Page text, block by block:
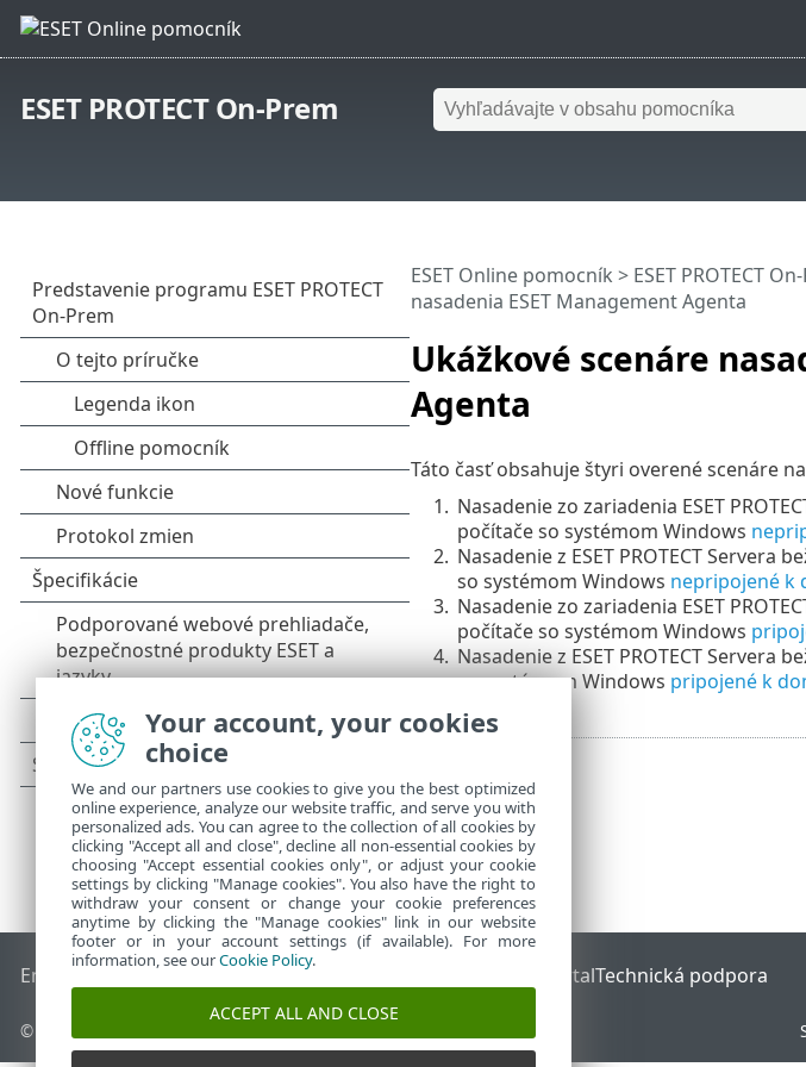
ESET PROTECT On-Prem
Ukážkové scenáre
Agenta
ESET Online pomocník > ESET PROTECT
nasadenia ESET Management Agenta
Táto časť obsahuje štyri overené scenáre
1. Nasadenie zo zariadenia ESET
počítače so systémom Windows
2. Nasadenie z ESET PROTECT
so systémom Windows nepripojené k
3. Nasadenie zo zariadenia ESET
počítače so systémom Windows
4. Nasadenie z ESET PROTECT
so systémom Windows pripojené k
End of Life Databáza znalostí ESET ESET Status PortalTechnická podpora
© 1992 - 2026 ESET, spol. s r. o. Všetky práva vyhradené.
Your account, your cookies
choice
We and our partners use cookies to give you the best optimized
online experience, analyze our website traffic, and serve you with
personalized ads. You can agree to the collection of all cookies by
clicking "Accept all and close", decline all non-essential cookies by
choosing "Accept essential cookies only", or adjust your cookie
settings by clicking "Manage cookies". You also have the right to
withdraw your consent or change your cookie preferences
anytime by clicking the "Manage cookies" link in our website
footer or in your account settings (if available). For more
information, see ourCookie Policy.
ACCEPT ALL AND CLOSE